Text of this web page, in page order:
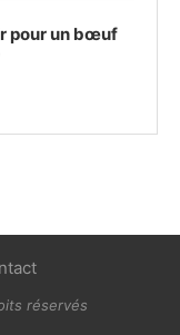
pour un bœuf
réservés